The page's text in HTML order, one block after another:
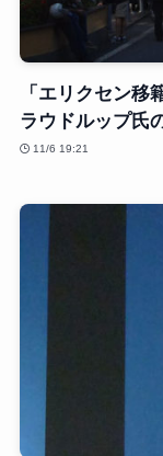
「エリクセン移
ラウドルップ氏
11/6 19:21